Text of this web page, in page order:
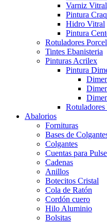
Varniz Vitral
Pintura
Hidro Vitral
Pintura
Rotuladores
Tintes Ebanisteria
Pinturas Acrilex
Pintura
Abalorios
Fornituras
Bases de
Colgantes
Cuentas para
Cadenas
Anillos
Botecitos Cristal
Cola de Ratón
Cordón cuero
Hilo Aluminio
Bolsitas